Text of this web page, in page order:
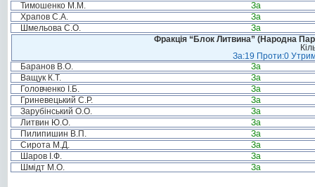
Тимошенко М.М.
За
Храпов С.А.
За
Шмельова С.О.
За
Фракція “Блок Литвина” (Народна
За:19 Проти:0
Баранов В.О.
За
Ващук К.Т.
За
Головченко І.Б.
За
Гриневецький С.Р.
За
Зарубінський О.О.
За
Литвин Ю.О.
За
Пилипишин В.П.
За
Сирота М.Д.
За
Шаров І.Ф.
За
Шмідт М.О.
За